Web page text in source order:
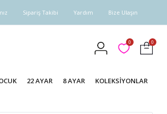
Sipariş Takibi Yardım Bize Ulaşın
0 0
22 AYAR 8 AYAR KOLEKSİYONLAR